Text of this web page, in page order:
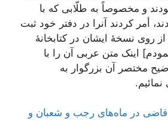
و مخصوصاً به طلّابی که با
أمر کردند آنرا در دفتر خود ثبت
از روی نسخۀ ایشان در کتابخانۀ
اینک متن عربی آن را با
مختصر آن بزرگوار به
در ماه‌های رجب و شعبان و